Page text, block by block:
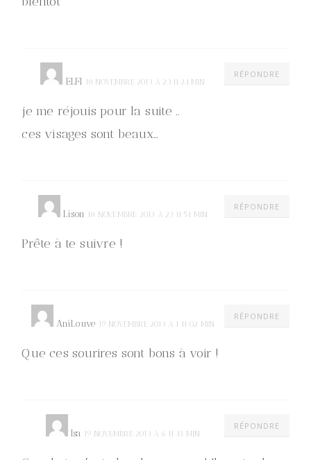
RÉPONDRE
ELFI 18 NOVEMBRE 2013 À 23 H 24 MIN
je me réjouis pour la suite ..
ces visages sont beaux…
RÉPONDRE
Lison 18 NOVEMBRE 2013 À 23 H 54 MIN
Prête à te suivre !
RÉPONDRE
AniLouve 19 NOVEMBRE 2013 À 1 H 02 MIN
Que ces sourires sont bons à voir !
RÉPONDRE
Isa 19 NOVEMBRE 2013 À 6 H 43 MIN